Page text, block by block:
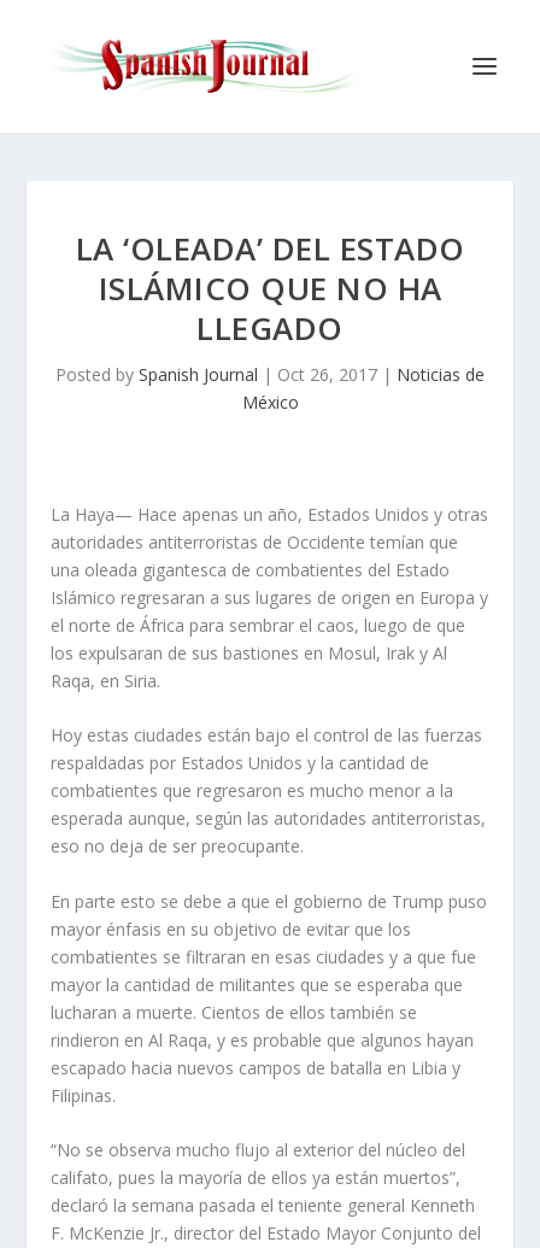
LA ‘OLEADA’ DEL ESTADO
ISLÁMICO QUE NO HA
LLEGADO
Posted by Spanish Journal | Oct 26, 2017 | Noticias de
México
La Haya— Hace apenas un año, Estados Unidos y otras
autoridades antiterroristas de Occidente temían que
una oleada gigantesca de combatientes del Estado
Islámico regresaran a sus lugares de origen en Europa y
el norte de África para sembrar el caos, luego de que
los expulsaran de sus bastiones en Mosul, Irak y Al
Raqa, en Siria.
Hoy estas ciudades están bajo el control de las fuerzas
respaldadas por Estados Unidos y la cantidad de
combatientes que regresaron es mucho menor a la
esperada aunque, según las autoridades antiterroristas,
eso no deja de ser preocupante.
En parte esto se debe a que el gobierno de Trump puso
mayor énfasis en su objetivo de evitar que los
combatientes se filtraran en esas ciudades y a que fue
mayor la cantidad de militantes que se esperaba que
lucharan a muerte. Cientos de ellos también se
rindieron en Al Raqa, y es probable que algunos hayan
escapado hacia nuevos campos de batalla en Libia y
Filipinas.
“No se observa mucho flujo al exterior del núcleo del
califato, pues la mayoría de ellos ya están muertos”,
declaró la semana pasada el teniente general Kenneth
F. McKenzie Jr., director del Estado Mayor Conjunto del